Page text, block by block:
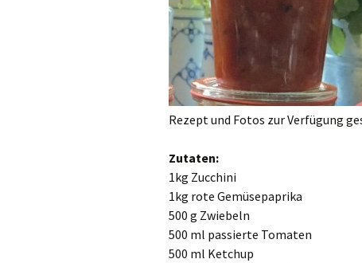
Rezept und Fotos zur Verfügung
Zutaten:
1kg Zucchini
1kg rote Gemüsepaprika
500 g Zwiebeln
500 ml passierte Tomaten
500 ml Ketchup